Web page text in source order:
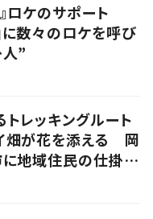
ロケのサポート
数々のロケを呼び
”
レッキングルート
畑が花を添える 岡
に地域住民の仕掛け